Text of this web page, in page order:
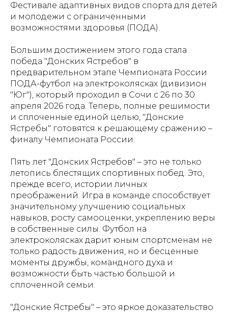
Фестивале адаптивных видов спорта для детей
и молодежи с ограниченными
возможностями здоровья (ПОДА).
Большим достижением этого года стала
победа "Донских Ястребов" в
предварительном этапе Чемпионата России
ПОДА-футбол на электроколясках (дивизион
"Юг"), который проходил в Сочи с 26 по 30
апреля 2026 года. Теперь, полные решимости
и сплоченные единой целью, "Донские
Ястребы" готовятся к решающему сражению –
финалу Чемпионата России.
Пять лет "Донских Ястребов" – это не только
летопись блестящих спортивных побед. Это,
прежде всего, истории личных
преображений. Игра в команде способствует
значительному улучшению социальных
навыков, росту самооценки, укреплению веры
в собственные силы. Футбол на
электроколясках дарит юным спортсменам не
только радость движения, но и бесценные
моменты дружбы, командного духа и
возможности быть частью большой и
сплоченной семьи.
"Донские Ястребы" – это яркое доказательство